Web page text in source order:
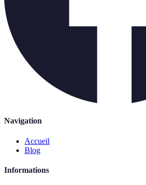
Navigation
Accueil
Blog
Informations